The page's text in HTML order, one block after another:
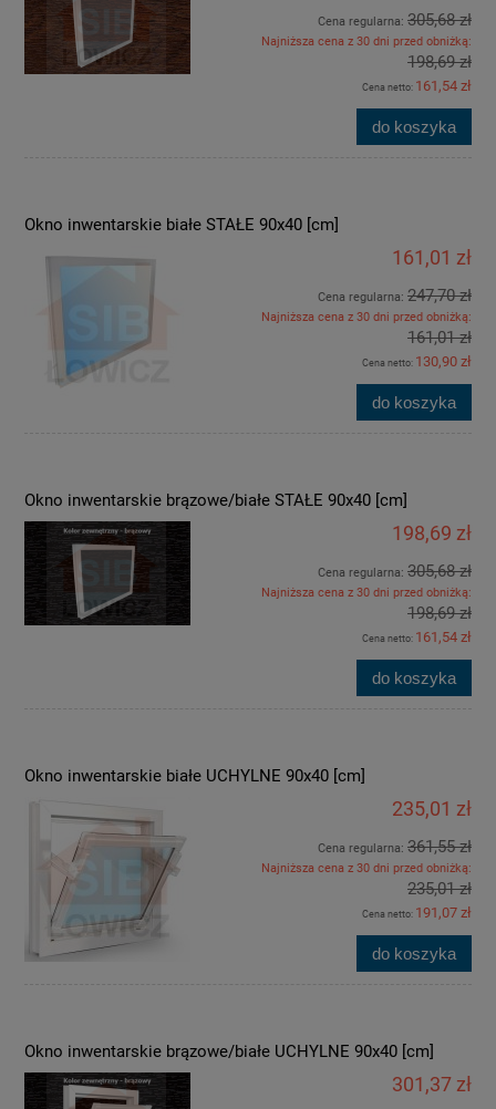
Cena regularna: 305,68 zł
Najniższa cena z 30 dni przed obniżką:
198,69 zł
Cena netto: 161,54 zł
do koszyka
Okno inwentarskie białe STAŁE 90x40 [cm]
161,01 zł
Cena regularna: 247,70 zł
Najniższa cena z 30 dni przed obniżką:
161,01 zł
Cena netto: 130,90 zł
do koszyka
Okno inwentarskie brązowe/białe STAŁE 90x40 [cm]
198,69 zł
Cena regularna: 305,68 zł
Najniższa cena z 30 dni przed obniżką:
198,69 zł
Cena netto: 161,54 zł
do koszyka
Okno inwentarskie białe UCHYLNE 90x40 [cm]
235,01 zł
Cena regularna: 361,55 zł
Najniższa cena z 30 dni przed obniżką:
235,01 zł
Cena netto: 191,07 zł
do koszyka
Okno inwentarskie brązowe/białe UCHYLNE 90x40 [cm]
301,37 zł